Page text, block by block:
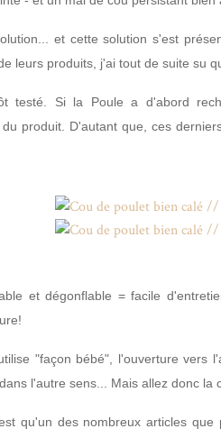
et cette solution s'est
leurs produits, j'ai tout de suite su
testé. Si la Poule a d'abord
produit. D'autant que, ces
et dégonflable = facile
"façon bébé", l'ouverture vers
l'autre sens... Mais allez donc la
qu'un des nombreux articles que